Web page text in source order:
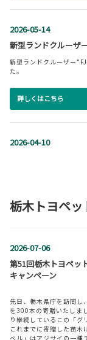
2026-05-14
新型ランドクルーザ
新型ランドクルーザー
た。
詳しくはこちら
2026-04-10
詳しくはこちら
2026-04-10
一部改良したノアが
ノアを一部改良いたしま
詳しくはこちら
栃木トヨペッ
2026-07-06
第51回栃木トヨペッ
キャンペーン
先日、栃木県庁を訪問し
を300本の寄贈いたしま
り継続しているこの「グ
これまでに寄贈した苗
ベル」はアジサイの一種